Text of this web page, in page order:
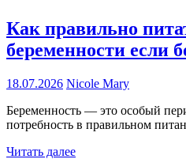
Как правильно
беременности если
18.07.2026 Nicole Mary
Беременность — это особый
потребность в правильном
Читать далее